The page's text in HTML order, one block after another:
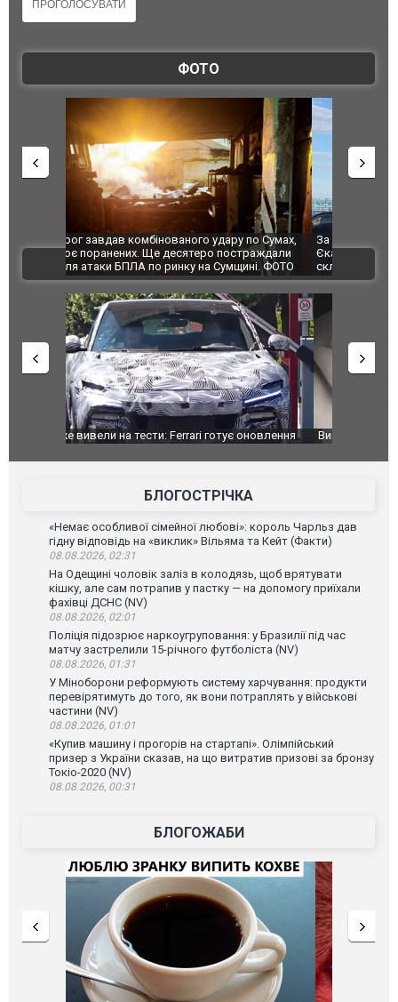
ФОТО
За 2000 кілометрів від кордону з Україною: в
Єкатеринбурзі після атаки дронів загорівся
склад Wildberries. ФОТО. ВІДЕО
"Мої
ВІДЕО
Вийшов трейлер нової екранізації легендарного
БЛОГОСТРІЧКА
«Немає особливої сімейної любові»: король Чарльз дав
гідну відповідь на «виклик» Вільяма та Кейт (Факти)
08.08.2026, 02:31
На Одещині чоловік заліз в колодязь, щоб врятувати
кішку, але сам потрапив у пастку — на допомогу приїхали
фахівці ДСНС (NV)
08.08.2026, 02:01
Поліція підозрює наркоугруповання: у Бразилії під час
матчу застрелили 15-річного футболіста (NV)
08.08.2026, 01:31
У Міноборони реформують систему харчування: продукти
перевірятимуть до того, як вони потраплять у військові
частини (NV)
08.08.2026, 01:01
«Купив машину і прогорів на стартапі». Олімпійський
призер з України сказав, на що витратив призові за бронзу
Токіо-2020 (NV)
08.08.2026, 00:31
БЛОГОЖАБИ